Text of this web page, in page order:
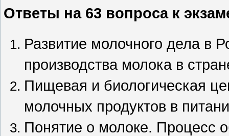
Ответы на 63 вопроса к
Развитие молочного дела в
производства молока в
Пищевая и биологическая
молочных продуктов в
Понятие о молоке. Процесс